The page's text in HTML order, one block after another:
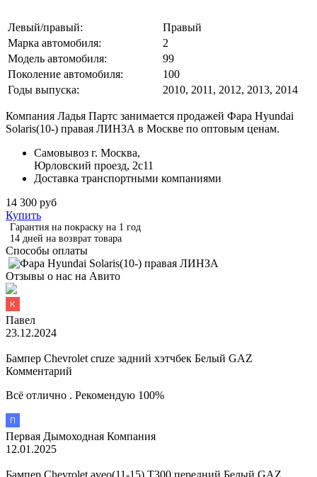
Левый/правый:
Правый
Марка автомобиля:
2
Модель автомобиля:
99
Поколение автомобиля:
100
Годы выпуска:
2010, 2011, 2012, 2013, 2014
Компания Ладья Партс занимается продажей Фара Hyundai
Solaris(10-) правая ЛИНЗА в Москве по оптовым ценам.
Самовывоз г. Москва,
Юрловский проезд, 2с11
Доставка транспортными компаниями
14 300 руб
Купить
Гарантия на покраску на 1 год
14 дней на возврат товара
Способы оплаты
Отзывы о нас на Авито
Павел
23.12.2024
Бампер Chevrolet cruze задний хэтчбек Белый GAZ
Комментарий
Всё отлично . Рекомендую 100%
Первая Дымоходная Компания
12.01.2025
Бампер Chevrolet aveo(11-15) T300 передний Белый GAZ